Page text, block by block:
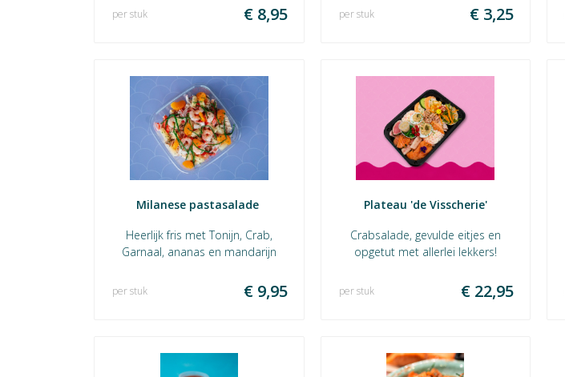
€ 8,95
per stuk € 3,25
per stuk
Milanese pastasalade
Heerlijk fris met Tonijn, Crab,
Garnaal, ananas en mandarijn
€ 9,95
per stuk
Plateau 'de Visscherie'
Crabsalade, gevulde eitjes en
opgetut met allerlei lekkers!
€ 22,95
per stuk